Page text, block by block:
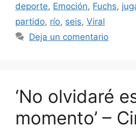
deporte, Emoción, Fuchs,
partido, río, seis, Viral
Deja un comentario
‘No olvidaré
momento’ –